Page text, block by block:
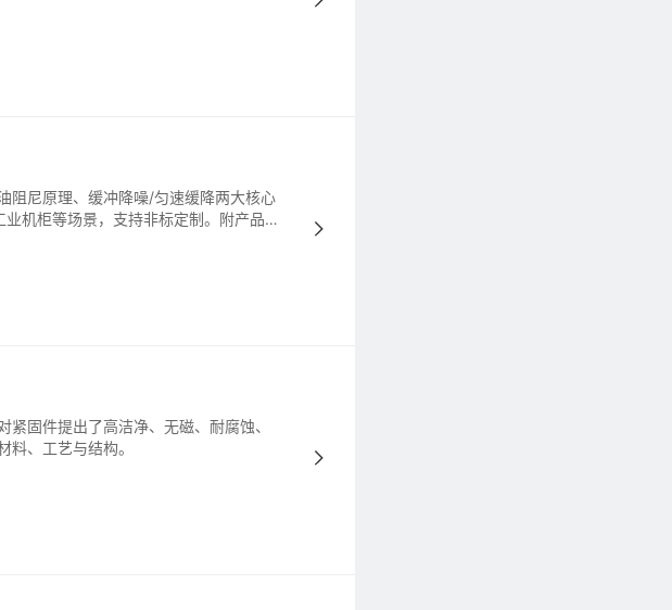
阻尼原理、缓冲降噪/匀速缓降两大核心
机柜等场景，支持非标定制。附产品
固件提出了高洁净、无磁、耐腐蚀、
、工艺与结构。